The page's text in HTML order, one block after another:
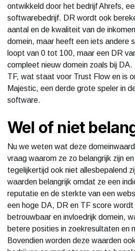
ontwikkeld door het bedrijf Ahrefs,
softwarebedrijf. DR wordt ook
aantal en de kwaliteit van de
domein, maar heeft een iets andere
loopt van 0 tot 100, maar een DR
compleet nieuw domein zoals bij
TF, wat staat voor Trust Flow en is
Majestic, een derde grote speler in
software.
Wel of niet
Nu we weten wat deze
vraag waarom ze zo belangrijk zijn
tegelijkertijd ook niet allesbepalend
waarden belangrijk omdat ze een
reputatie en de sterkte van een
een hoge DA, DR en TF score wordt
betrouwbaar en invloedrijk domein,
betere posities in zoekresultaten en
Bovendien worden deze waarden